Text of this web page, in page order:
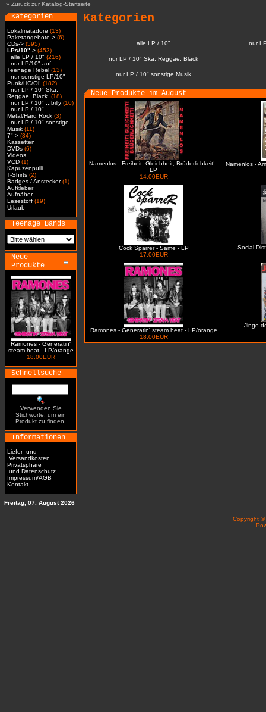
» Zurück zur Katalog-Startseite
Kategorien
Lokalmatadore (13)
Paketangebote-> (6)
CDs-> (595)
LPs/10"-> (453)
alle LP / 10" (216)
nur LP/10" auf
Teenage Rebel (13)
nur sonstige LP/10"
Punk/HC/Oi! (182)
nur LP / 10" Ska,
Reggae, Black (18)
nur LP / 10" ...billy (10)
nur LP / 10"
Metal/Hard Rock (3)
nur LP / 10" sonstige
Musik (11)
7"-> (34)
Kassetten
DVDs (6)
Videos
VCD (1)
Kapuzenpulli
T-Shirts (2)
Badges / Anstecker(1)
Aufkleber
Aufnäher
Lesestoff (19)
Urlaub
Teenage Bands
Neue
Produkte
Ramones - Generatin'
steam heat - LP/orange
18.00EUR
Schnellsuche
Verwenden Sie
Stichworte, um ein
Produkt zu finden.
Informationen
Liefer- und
Versandkosten
Privatsphäre
und Datenschutz
Impressum/AGB
Kontakt
Kategorien
alle LP / 10" nur
nur LP / 10" Ska, Reggae, Black
nur LP / 10" sonstige Musik
Neue Produkte im August
Namenlos - Freiheit, Gleichheit, Brüderlichkeit! -
LP
14.00EUR
Namenlos -
Cock Sparrer - Same - LP
17.00EUR
Social
Ramones - Generatin' steam heat - LP/orange
18.00EUR
Jingo
Freitag, 07. August 2026
Copyright